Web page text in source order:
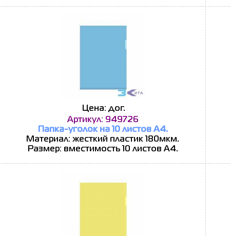
Цена: дог.
Артикул: 949726
Папка-уголок на 10 листов А4.
Материал: жесткий пластик 180мкм.
Размер: вместимость 10 листов А4.